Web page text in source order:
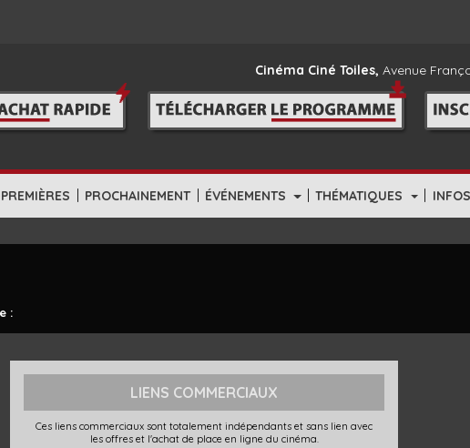
| PROCHAINEMENT | ÉVÉNEMENTS | THÉMATIQUES |
Cinéma Ciné Toiles, Avenue
:
LIENS COMMERCIAUX
Ces liens commerciaux sont totalement indépendants et sans lien avec
les offres et l'achat de place en ligne du cinéma.